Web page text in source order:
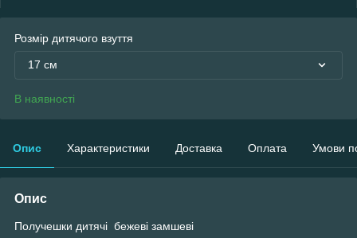
Розмір дитячого взуття
17 см
В наявності
Опис Характеристики Доставка Оплата Умови
Опис
Получешки дитячі бежеві замшеві